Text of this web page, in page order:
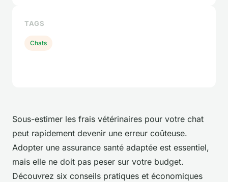
Sous-estimer les frais vétérinaires pour votre chat
peut rapidement devenir une erreur coûteuse.
Adopter une assurance santé adaptée est essentiel,
mais elle ne doit pas peser sur votre budget.
Découvrez six conseils pratiques et économiques
TAGS
Chats